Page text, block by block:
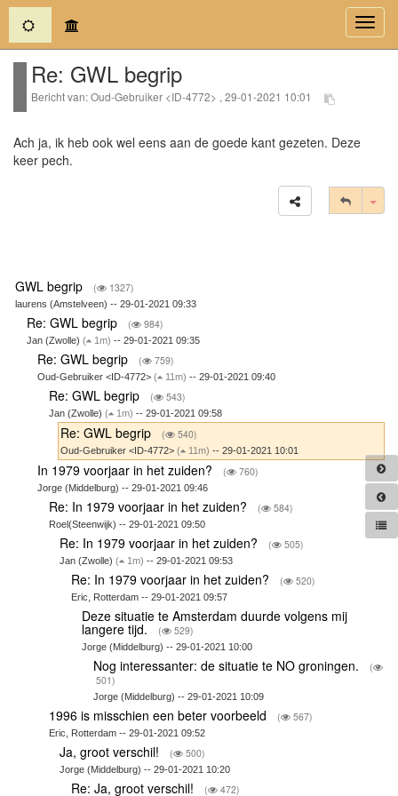
(current)
Re: GWL begrip
Bericht van: Oud-Gebruiker <ID-4772> , 29-01-2021 10:01
Ach ja, ik heb ook wel eens aan de goede kant gezeten. Deze
keer pech.
GWL begrip ( 1327)
laurens (Amstelveen) -- 29-01-2021 09:33
Re: GWL begrip ( 984)
Jan (Zwolle) ( 1m) -- 29-01-2021 09:35
Re: GWL begrip ( 759)
Oud-Gebruiker <ID-4772>( 11m) -- 29-01-2021 09:40
Re: GWL begrip ( 543)
Jan (Zwolle) ( 1m) -- 29-01-2021 09:58
Re: GWL begrip ( 540)
Oud-Gebruiker <ID-4772>( 11m) -- 29-01-2021 10:01
In 1979 voorjaar in het zuiden? ( 760)
Jorge (Middelburg) -- 29-01-2021 09:46
Re: In 1979 voorjaar in het zuiden? ( 584)
Roel(Steenwijk) -- 29-01-2021 09:50
Re: In 1979 voorjaar in het zuiden? ( 505)
Jan (Zwolle)( 1m) -- 29-01-2021 09:53
Re: In 1979 voorjaar in het zuiden? ( 520)
Eric, Rotterdam -- 29-01-2021 09:57
Deze situatie te Amsterdam duurde volgens mij
langere tijd. ( 529)
Jorge (Middelburg) -- 29-01-2021 10:00
Nog interessanter: de situatie te NO groningen.
(
501)
Jorge (Middelburg) -- 29-01-2021 10:09
1996 is misschien een beter voorbeeld ( 567)
Eric, Rotterdam -- 29-01-2021 09:52
Ja, groot verschil! ( 500)
Jorge (Middelburg) -- 29-01-2021 10:20
Re: Ja, groot verschil! ( 472)